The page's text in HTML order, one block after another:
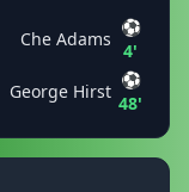
Che Adams
⚽
4'
George Hirst
⚽
48'